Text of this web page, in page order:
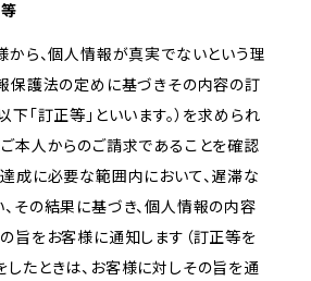
から、個人情報が真実でないという理
保護法の定めに基づきその内容の訂
下「訂正等」といいます。）を求められ
本人からのご請求であることを確認
成に必要な範囲内において、遅滞な
その結果に基づき、個人情報の内容
旨をお客様に通知します（訂正等を
たときは、お客様に対しその旨を通